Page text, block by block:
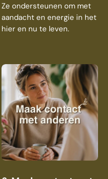
Ze ondersteunen om met
aandacht en energie in het
hier en nu te leven.